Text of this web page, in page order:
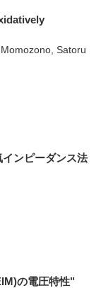
Satoru
ンピーダンス法
の電圧特性"